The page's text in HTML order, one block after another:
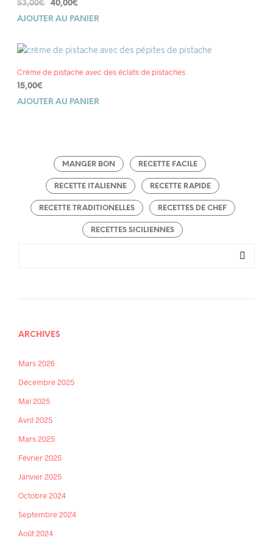
53,00€
Le
prix
53,00€.
40,00€
prix
40,00€.
AJOUTER AU PANIER
Crème de pistache avec des éclats de pistaches
15,00€
AJOUTER AU PANIER
MANGER BON RECETTE FACILE
RECETTE ITALIENNE RECETTE RAPIDE
RECETTE TRADITIONELLES RECETTES DE CHEF
RECETTES SICILIENNES
ARCHIVES
Mars 2026
Décembre 2025
Mai 2025
Avril 2025
Mars 2025
Février 2025
Janvier 2025
Octobre 2024
Septembre 2024
Août 2024